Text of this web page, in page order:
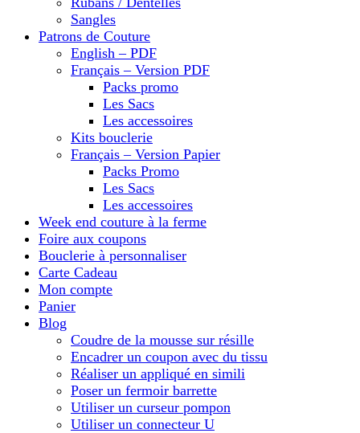
Sangles
Patrons de Couture
English – PDF
Français – Version PDF
Packs promo
Les Sacs
Les accessoires
Kits bouclerie
Français – Version Papier
Packs Promo
Les Sacs
Les accessoires
Week end couture à la ferme
Foire aux coupons
Bouclerie à personnaliser
Carte Cadeau
Mon compte
Panier
Blog
Coudre de la mousse sur résille
Encadrer un coupon avec du tissu
Réaliser un appliqué en simili
Poser un fermoir barrette
Utiliser un curseur pompon
Utiliser un connecteur U